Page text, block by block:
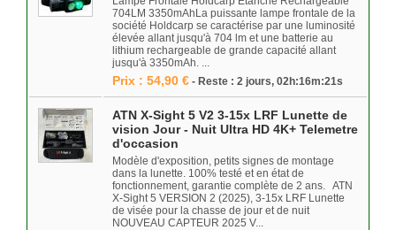
704LM 3350mAhLa puissante lampe frontale de la
société Holdcarp se caractérise par une luminosité
élevée allant jusqu'à 704 lm et une batterie au
lithium rechargeable de grande capacité allant
jusqu'à 3350mAh. ...
Prix : 54,90 € - Reste : 2 jours, 02h:16m:21s
ATN X-Sight 5 V2 3-15x LRF Lunette de
vision Jour - Nuit Ultra HD 4K+ Telemetre
d'occasion
Modèle d'exposition, petits signes de montage
dans la lunette. 100% testé et en état de
fonctionnement, garantie complète de 2 ans. ATN
X-Sight 5 VERSION 2 (2025), 3-15x LRF Lunette
de visée pour la chasse de jour et de nuit
NOUVEAU CAPTEUR 2025 V...